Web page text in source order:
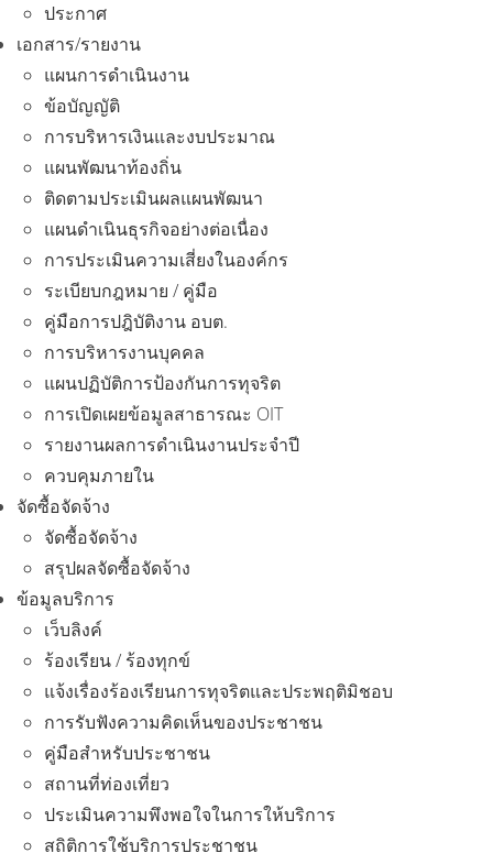
ประกาศ
เอกสาร/รายงาน
แผนการดำเนินงาน
ข้อบัญญัติ
การบริหารเงินและงบประมาณ
แผนพัฒนาท้องถิ่น
ติดตามประเมินผลแผนพัฒนา
แผนดำเนินธุรกิจอย่างต่อเนื่อง
การประเมินความเสี่ยงในองค์กร
ระเบียบกฎหมาย / คู่มือ
คู่มือการปฎิบัติงาน อบต.
การบริหารงานบุคคล
แผนปฏิบัติการป้องกันการทุจริต
การเปิดเผยข้อมูลสาธารณะ OIT
รายงานผลการดำเนินงานประจำปี
ควบคุมภายใน
จัดซื้อจัดจ้าง
จัดซื้อจัดจ้าง
สรุปผลจัดซื้อจัดจ้าง
ข้อมูลบริการ
เว็บลิงค์
ร้องเรียน / ร้องทุกข์
แจ้งเรื่องร้องเรียนการทุจริตและประพฤติมิชอบ
การรับฟังความคิดเห็นของประชาชน
คู่มือสำหรับประชาชน
สถานที่ท่องเที่ยว
ประเมินความพึงพอใจในการให้บริการ
สถิติการใช้บริการประชาชน